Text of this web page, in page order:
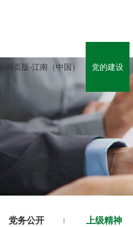
网页版-江南（中国） 党的建设
党务公开 上级精神